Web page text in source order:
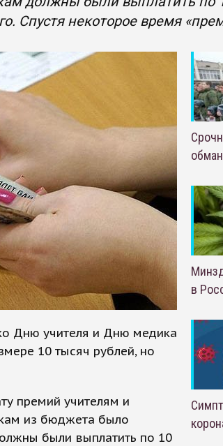
Спустя некоторое время
Дню учителя и Дню медика
10 тысяч рублей, но
премий учителям и
из бюджета было
были выплатить по 10
в